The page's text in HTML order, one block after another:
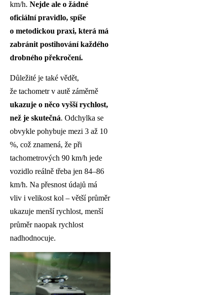
km/h. Nejde ale o žádné
oficiální pravidlo, spíše
o metodickou praxi, která má
zabránit postihování každého
drobného překročení.
Důležité je také vědět,
že tachometr v autě záměrně
ukazuje o něco vyšší rychlost,
než je skutečná. Odchylka se
obvykle pohybuje mezi 3 až 10
%, což znamená, že při
tachometrových 90 km/h jede
vozidlo reálně třeba jen 84–86
km/h. Na přesnost údajů má
vliv i velikost kol – větší průměr
ukazuje menší rychlost, menší
průměr naopak rychlost
nadhodnocuje.